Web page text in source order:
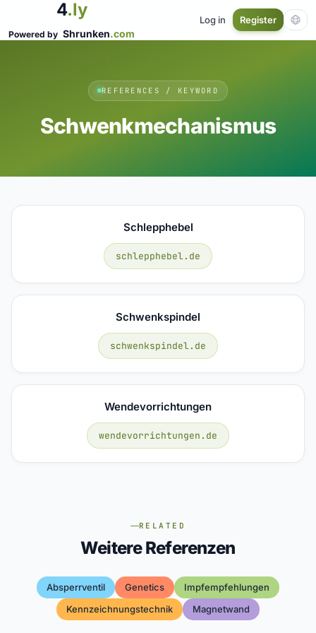
4.ly
Powered by Shrunken.com
Log in Register
REFERENCES / KEYWORD
Schwenkmechanismus
Schlepphebel
schlepphebel.de
Schwenkspindel
schwenkspindel.de
Wendevorrichtungen
wendevorrichtungen.de
RELATED
Weitere Referenzen
Absperrventil Genetics
Impfempfehlungen
Kennzeichnungstechnik
Magnetwand